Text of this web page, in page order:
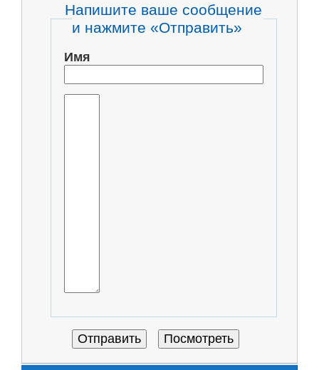
Напишите ваше сообщение
и нажмите «Отправить»
Имя